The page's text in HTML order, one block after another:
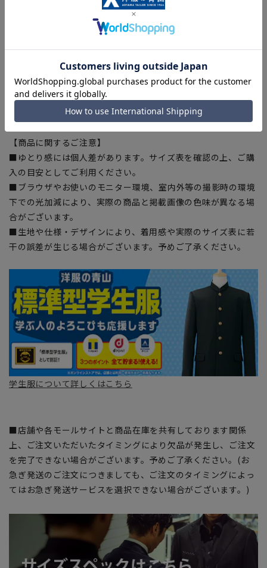
くと上下にて着用いただけます。
以下の商品とあわせていただくことで上下にて着用いただけま
■学生ズボン
商品番号:1700P
商品番号:1700SP(スポーツマンタイプ)
※関連商品は在庫切れの場合がございます。
【商品に関するご注意】
■ゆとり感には個人差があります。サイズ表を確認の上、ご購
入の目安としてご利用ください。
■ブラウザやお使いのモニター環境、室内外等の撮影時の環境
下での光加減により、実際の商品と掲載画像の色味が異なる場
合がございます。
■生地や仕様・デザインにより、着用感や実際のサイズ表に若
干の誤差が生じる場合がございます。予めご了承ください。
学生服について詳しくはこちら
■店舗や各モールサイトと商品在庫を共有しております関係
上、ご注文いただいたタイミングにより欠品が発生し、ご注文
を完了できない場合がございます。予めご了承ください。(お
急ぎ発送のご注文につきましても、ご注文のタイミングによっ
てはお急ぎ発送サービスを選択できない場合がございます。)